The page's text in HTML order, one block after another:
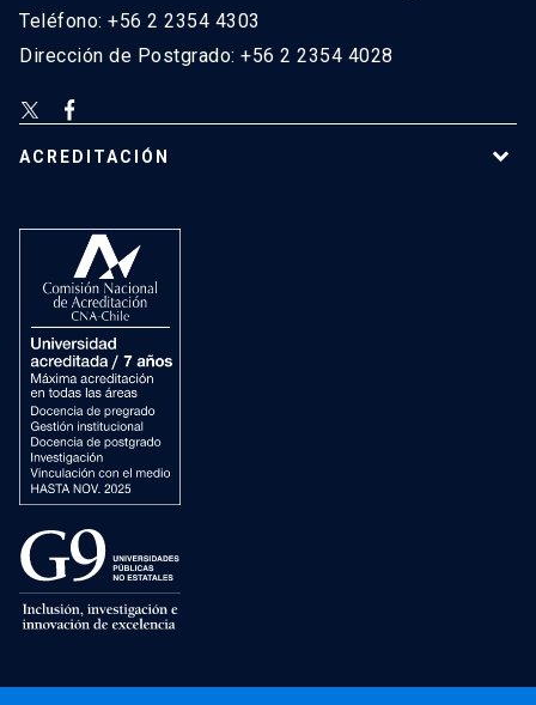
Teléfono: +56 2 2354 4303
Dirección de Postgrado: +56 2 2354 4028
ACREDITACIÓN